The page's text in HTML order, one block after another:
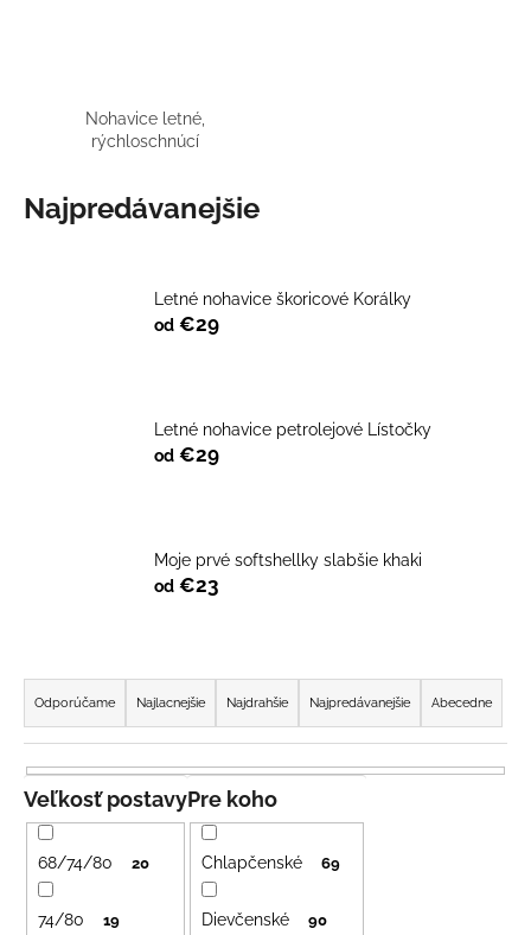
Nohavice letné,
rýchloschnúcí
Najpredávanejšie
Letné nohavice škoricové Korálky
od €29
Letné nohavice petrolejové Lístočky
od €29
Moje prvé softshellky slabšie khaki
od €23
R
a
d
e
n
i
e
p
Odporúčame Najlacnejšie Najdrahšie Najpredávanejšie Abecedne
Pre koho
Chlapčenské 69
Dievčenské 90
Veľkosť postavy
68/74/80 20
74/80 19
NOHAVICE
ŽLTÉ
€29